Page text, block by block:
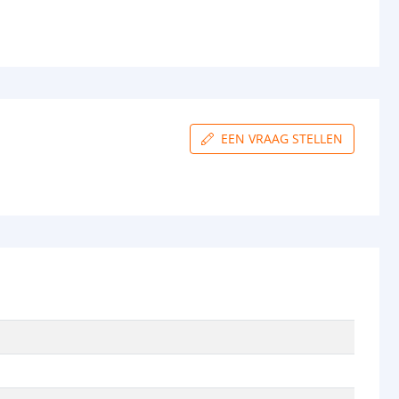
EEN VRAAG STELLEN